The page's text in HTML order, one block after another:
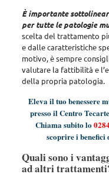
È importante
per tutte le patologie
scelta del trattamento
e dalle caratteristiche
motivo, è sempre
valutare la fattibilità e
della propria patologia.
Eleva il tuo benessere
presso il Centro
Chiama subito lo
scoprire i benefici
Quali sono i
ad altri